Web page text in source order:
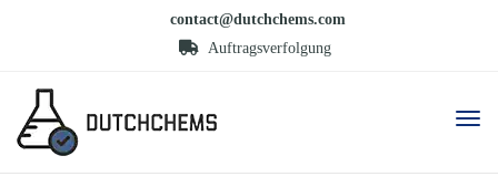
contact@dutchchems.com
Auftragsverfolgung